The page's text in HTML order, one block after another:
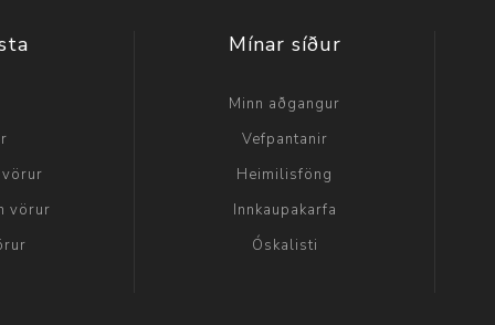
vörur
Mínar síður
Minn aðgangur
Vefpantanir
Heimilisföng
Innkaupakarfa
Óskalisti